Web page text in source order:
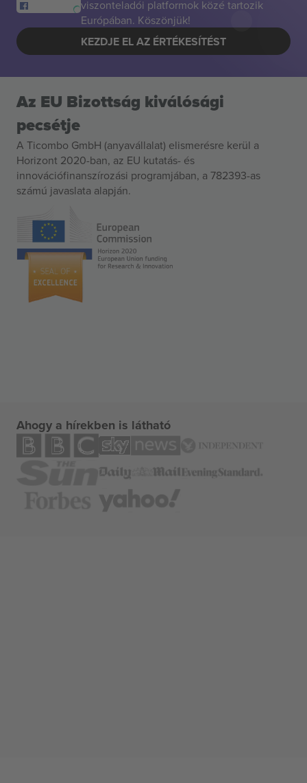
viszonteladói platformok közé tartozik
Európában. Köszönjük!
KEZDJE EL AZ ÉRTÉKESÍTÉST
Az EU Bizottság kiválósági
pecsétje
A Ticombo GmbH (anyavállalat) elismerésre kerül a
Horizont 2020-ban, az EU kutatás- és
innovációfinanszírozási programjában, a 782393-as
számú javaslata alapján.
Ahogy a hírekben is látható